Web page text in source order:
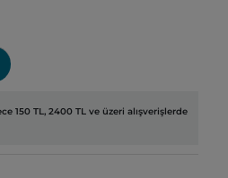
150 TL, 2400 TL ve üzeri alışverişlerde